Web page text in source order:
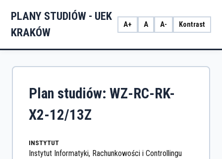
PLANY STUDIÓW - UEK
KRAKÓW
A+ A A- Kontrast
Plan studiów: WZ-RC-RK-
X2-12/13Z
INSTYTUT
Instytut Informatyki, Rachunkowości i Controllingu